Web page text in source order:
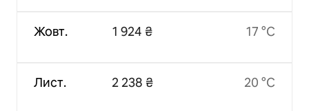
Жовт.
Лист.
1 924 ₴
2 238 ₴
17 °C
20 °C